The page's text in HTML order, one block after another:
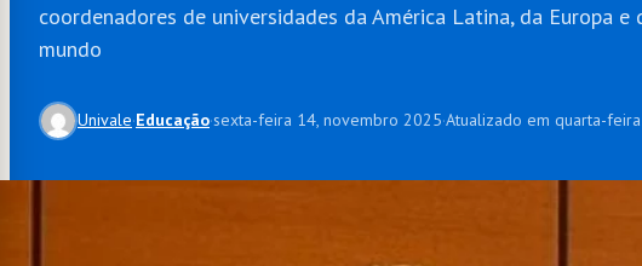
coordenadores de universidades da América Latina, da Europa
mundo
Univale·Educação·sexta-feira 14, novembro 2025·Atualizado em quarta-